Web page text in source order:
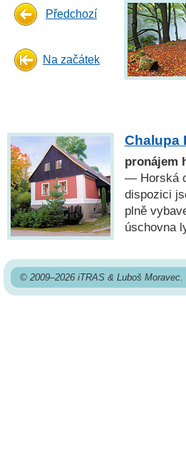
Předchozí
Na začátek
Chalupa
pronájem
— Horská
dispozici
plně
úschovna
© 2009–2026 iTRAS & Luboš